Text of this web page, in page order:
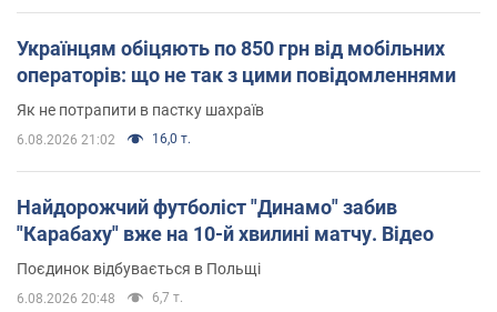
Українцям обіцяють по 850 грн від мобільних
операторів: що не так з цими повідомленнями
Як не потрапити в пастку шахраїв
6.08.2026 21:02 16,0 т.
Найдорожчий футболіст "Динамо" забив
"Карабаху" вже на 10-й хвилині матчу. Відео
Поєдинок відбувається в Польщі
6.08.2026 20:48 6,7 т.